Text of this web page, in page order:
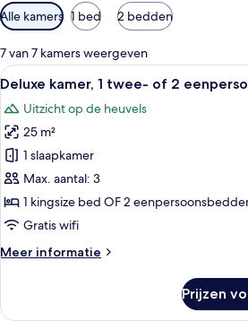
Beschikbare
filters
voor
kamers
Alle kamers 1 bed 2 bedden
7 van 7 kamers weergeven
Alle
foto's
voor
Deluxe
kamer,
1
twee-
of
eenpersoonsbedden
Een
20
Deluxe kamer, 1 twee- of 2
Uitzicht op de heuvels
25 m²
1 slaapkamer
Max. aantal: 3
1 kingsize bed OF 2
Gratis wifi
Meer informatie
Meer
kamer,
Prijzen